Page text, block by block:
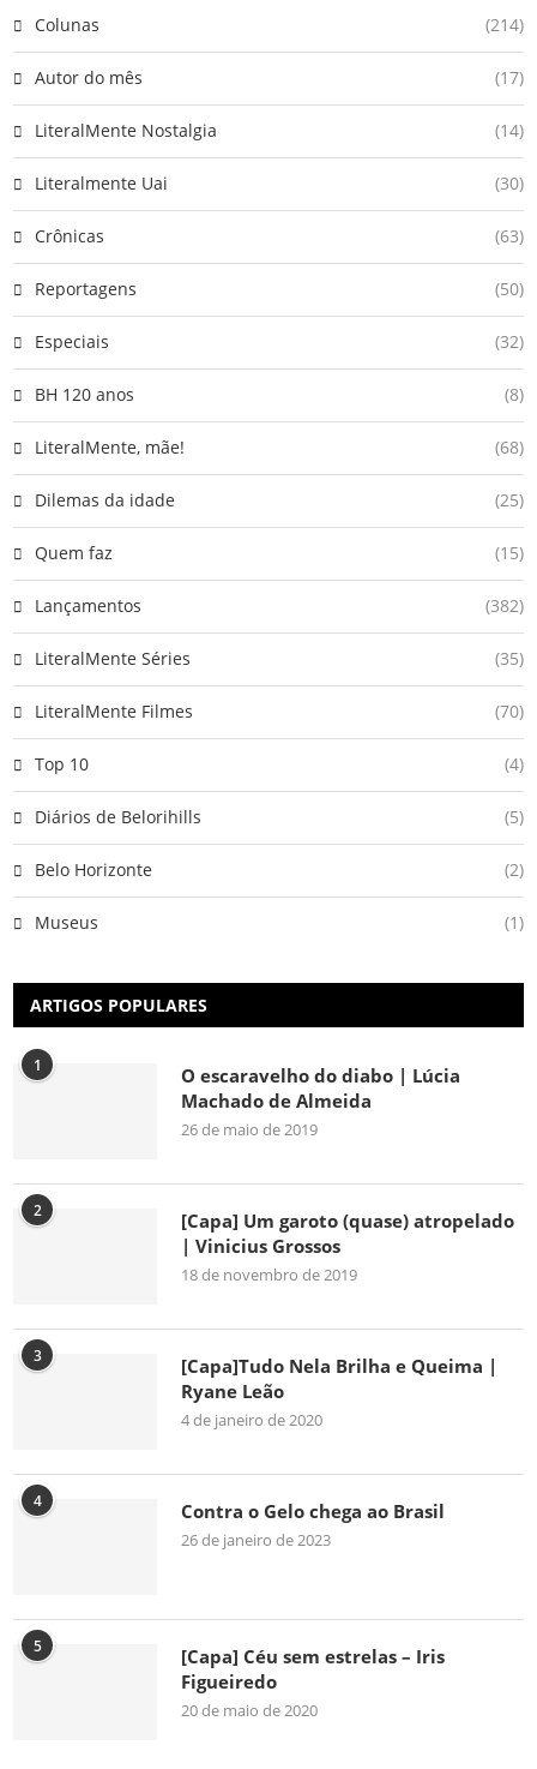
Colunas (214)
Autor do mês (17)
LiteralMente Nostalgia (14)
Literalmente Uai (30)
Crônicas (63)
Reportagens (50)
Especiais (32)
BH 120 anos (8)
LiteralMente, mãe! (68)
Dilemas da idade (25)
Quem faz (15)
Lançamentos (382)
LiteralMente Séries (35)
LiteralMente Filmes (70)
Top 10 (4)
Diários de Belorihills (5)
Belo Horizonte (2)
Museus (1)
ARTIGOS POPULARES
1
O escaravelho do diabo | Lúcia
Machado de Almeida
26 de maio de 2019
2
[Capa] Um garoto (quase) atropelado
| Vinicius Grossos
18 de novembro de 2019
3
[Capa]Tudo Nela Brilha e Queima |
Ryane Leão
4 de janeiro de 2020
4 Contra o Gelo chega ao Brasil
26 de janeiro de 2023
5
[Capa] Céu sem estrelas – Iris
Figueiredo
20 de maio de 2020